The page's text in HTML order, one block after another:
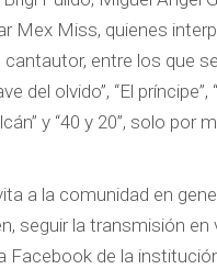
Mex Miss, quienes
entre los que
del olvido”, “El príncipe”,
y “40 y 20”, solo por
a la comunidad en
seguir la transmisión en
Facebook de la